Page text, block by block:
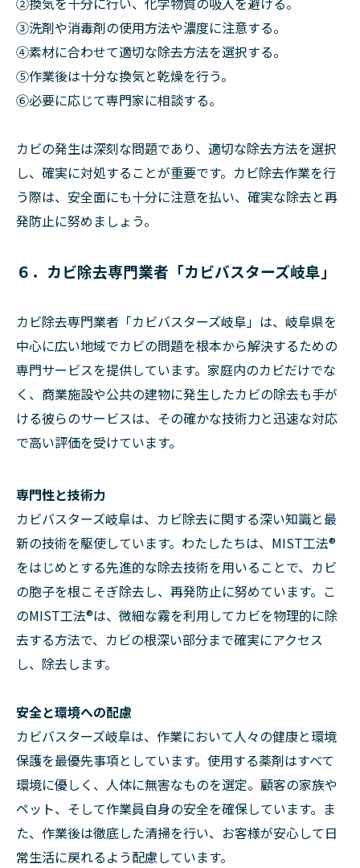
➂洗剤や消毒剤の使用方法や濃度に注意する。
④素材に合わせて適切な除去方法を選択する。
⑤作業後は十分な換気と乾燥を行う。
⑥必要に応じて専門家に相談する。
カビの発生は深刻な問題であり、適切な除去方法を選択
し、確実に対処することが重要です。カビ除去作業を行
う際は、安全面にも十分に注意を払い、確実な除去と再
発防止に努めましょう。
６．カビ除去専門業者「カビバスターズ岐阜」
カビ除去専門業者「カビバスターズ岐阜」は、岐阜県を
中心に広い地域でカビの問題を根本から解決するための
専門サービスを提供しています。家庭内のカビだけでな
く、商業施設や公共の建物に発生したカビの除去も手が
ける彼らのサービスは、その確かな技術力と迅速な対応
で高い評価を受けています。
専門性と技術力
カビバスターズ岐阜は、カビ除去に関する深い知識と最
新の技術を駆使しています。わたしたちは、MIST工法®
をはじめとする先進的な除去技術を用いることで、カビ
の胞子を根こそぎ除去し、再発防止に努めています。こ
のMIST工法®は、微細な霧を利用してカビを物理的に除
去する方法で、カビの根深い部分まで確実にアクセス
し、除去します。
安全と環境への配慮
カビバスターズ岐阜は、作業において人々の健康と環境
保護を最優先事項としています。使用する薬剤はすべて
環境に優しく、人体に無害なものを選定。顧客の家族や
ペット、そして作業員自身の安全を確保しています。ま
た、作業後は徹底した清掃を行い、お客様が安心して日
常生活に戻れるよう配慮しています。